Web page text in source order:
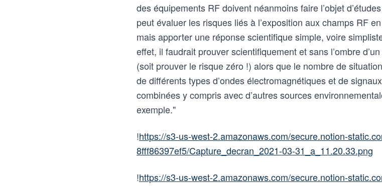
des équipements RF doivent néanmoins faire l’objet
peut évaluer les risques liés à l’exposition aux champs RF
mais apporter une réponse scientifique simple, voire
effet, il faudrait prouver scientifiquement et sans l’ombre
(soit prouver le risque zéro !) alors que le nombre de
de différents types d’ondes électromagnétiques et de
combinées y compris avec d’autres sources
exemple."
!https://s3-us-west-2.amazonaws.com/secure.notion-
8fff86397ef5/Capture_decran_2021-03-31_a_11.20.33.png
!https://s3-us-west-2.amazonaws.com/secure.notion-